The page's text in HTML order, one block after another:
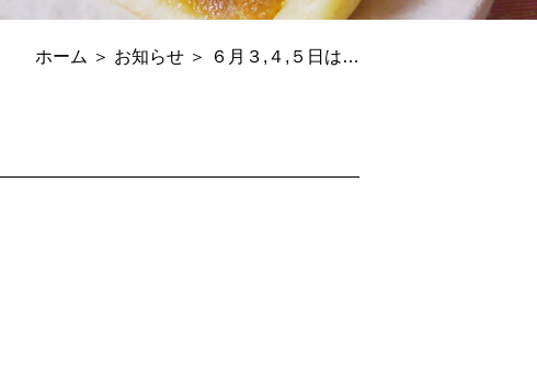
ホーム ＞ お知らせ ＞ ６月３,４,５日は…